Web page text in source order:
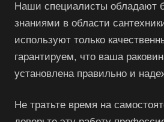
Наши специалисты обладают
знаниями в области
используют только
гарантируем, что ваша
установлена правильно и
Не тратьте время на